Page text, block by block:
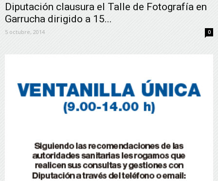
Diputación clausura el Talle de Fotografía en
Garrucha dirigido a 15...
5 octubre, 2014 0